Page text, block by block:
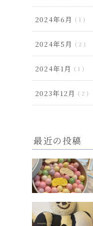
2024年6月 1
2024年5月 2
2024年1月 1
2023年12月 2
最近の投稿